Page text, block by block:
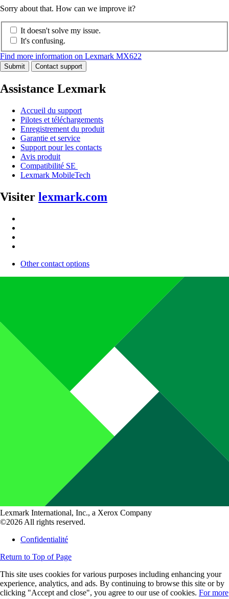
Sorry about that. How can we improve it?
It doesn't solve my issue.
It's confusing.
Find more information on Lexmark MX622
Submit Contact support
Assistance Lexmark
Accueil du support
Pilotes et téléchargements
Enregistrement du produit
Garantie et service
Support pour les contacts
Avis produit
Compatibilité SE
Lexmark MobileTech
Visiter lexmark.com
Other contact options
Lexmark International, Inc., a Xerox Company
©2026 All rights reserved.
Confidentialité
Return to Top of Page
This site uses cookies for various purposes including enhancing your
experience, analytics, and ads. By continuing to browse this site or by
clicking "Accept and close", you agree to our use of cookies. For more